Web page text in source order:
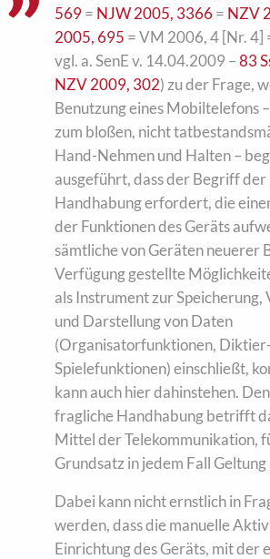
569= NJW 2005, 3366 = NZV
2005, 695 = VM 2006, 4 [Nr. 4]
vgl. a. SenE v. 14.04.2009 –83
NZV 2009, 302) zu der Frage,
Benutzung eines Mobiltelefons
zum bloßen, nicht
Hand-Nehmen und Halten –
ausgeführt, dass der Begriff der
Handhabung erfordert, die
der Funktionen des Geräts
sämtliche von Geräten neuerer
Verfügung gestellte
als Instrument zur
und Darstellung von Daten
(Organisatorfunktionen,
Spielefunktionen) einschließt,
kann auch hier dahinstehen.
fragliche Handhabung betrifft
Mittel der Telekommunikation,
Grundsatz in jedem Fall
Dabei kann nicht ernstlich in
werden, dass die manuelle
Einrichtung des Geräts, mit der